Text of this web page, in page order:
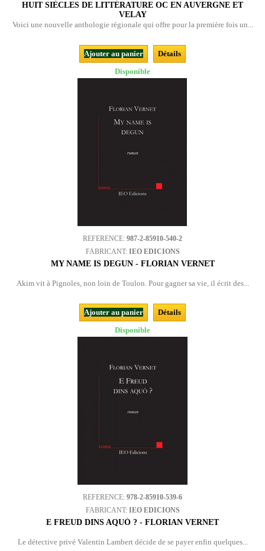
HUIT SIÈCLES DE LITTÉRATURE OC EN AUVERGNE ET
VELAY
Voici une nouvelle anthologie régionale qui offre pour la première fois un...
Ajouter au panier
Détails
Disponible
REFERENCE: 987-2-85910-540-2
FABRICANT: IEO EDICIONS
MY NAME IS DEGUN - FLORIAN VERNET
Akim vit à Pignoles, non loin de Toulon. Pour gagner sa vie, il écrit des...
Ajouter au panier
Détails
Disponible
REFERENCE: 978-2-85910-539-6
FABRICANT: IEO EDICIONS
E FREUD DINS AQUÒ ? - FLORIAN VERNET
Le détective privé Valentin Lambert décide de se payer enfin quelques...